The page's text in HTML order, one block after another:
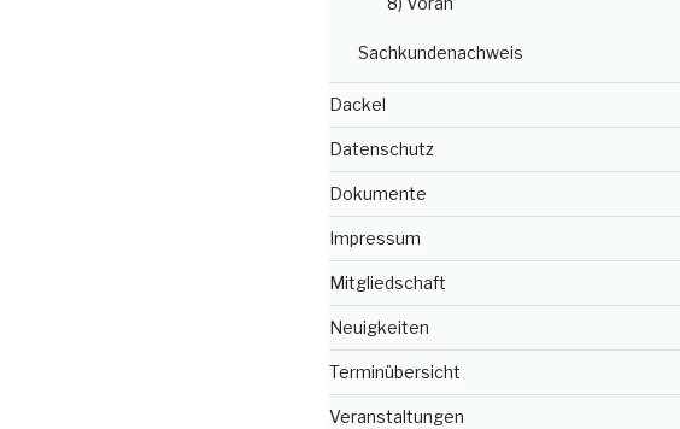
Sachkundenachweis
Dackel
Datenschutz
Dokumente
Impressum
Mitgliedschaft
Neuigkeiten
Terminübersicht
Veranstaltungen